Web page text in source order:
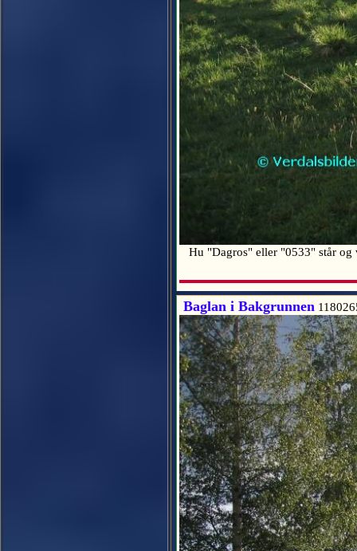
Hu "Dagros" eller "0533" står
Baglan i Bakgrunnen